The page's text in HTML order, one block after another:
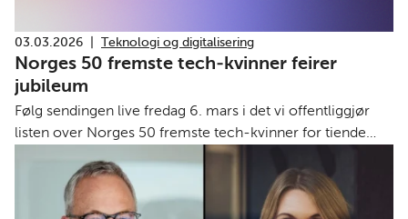
03.03.2026 Teknologi og digitalisering
Norges 50 fremste tech-kvinner feirer
jubileum
Følg sendingen live fredag 6. mars i det vi offentliggjør
listen over Norges 50 fremste tech-kvinner for tiende